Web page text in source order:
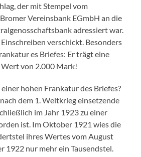
der mit Stempel vom
Vereinsbank EGmbH an die
adressiert war.
verschickt. Besonders
es Briefes: Er trägt eine
von 2.000 Mark!
hohen Frankatur des Briefes?
dem 1. Weltkrieg einsetzende
im Jahr 1923 zu einer
ist. Im Oktober 1921 wies die
ihres Wertes vom August
1922 nur mehr ein Tausendstel.